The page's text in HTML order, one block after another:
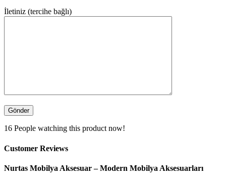
İletiniz (tercihe bağlı)
16 People watching this product now!
Customer Reviews
Nurtas Mobilya Aksesuar – Modern Mobilya Aksesuarları